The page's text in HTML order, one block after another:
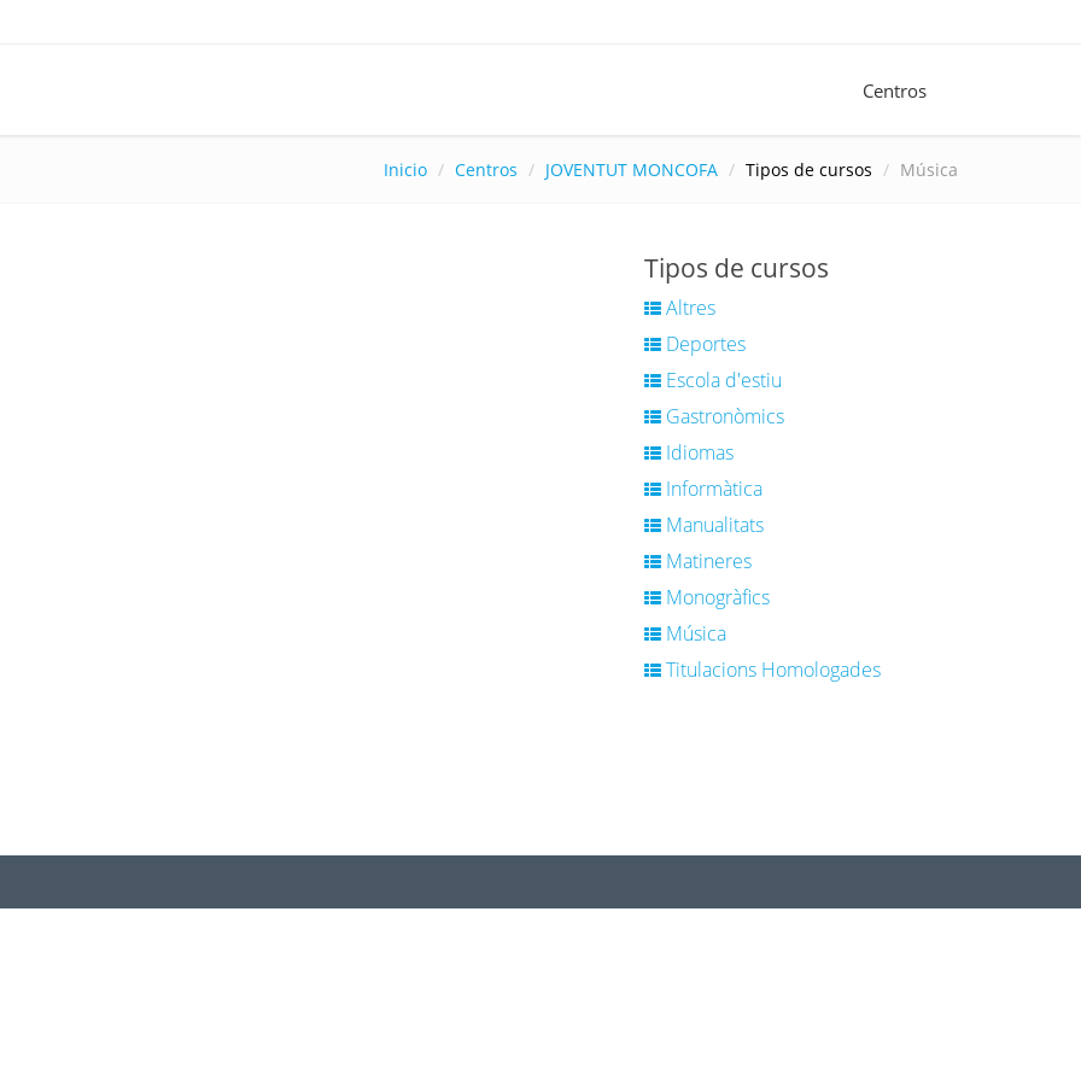
Centros
Inicio Centros JOVENTUT MONCOFA Tipos de cursos Música
Tipos de cursos
Altres
Deportes
Escola d'estiu
Gastronòmics
Idiomas
Informàtica
Manualitats
Matineres
Monogràfics
Música
Titulacions Homologades